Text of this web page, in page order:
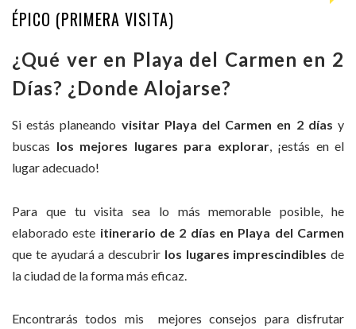
ÉPICO (PRIMERA VISITA)
¿Qué ver en Playa del Carmen en 2
Días? ¿Donde Alojarse?
Si estás planeando visitar Playa del Carmen en 2 días y
buscas los mejores lugares para explorar, ¡estás en el
lugar adecuado!
Para que tu visita sea lo más memorable posible, he
elaborado este itinerario de 2 días en Playa del Carmen
que te ayudará a descubrir los lugares imprescindibles de
la ciudad de la forma más eficaz.
Encontrarás todos mis mejores consejos para disfrutar